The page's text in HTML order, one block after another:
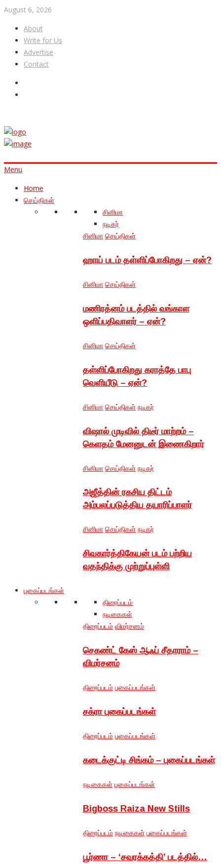
August 6, 2026
About
Write for Us
Advertise
Contact
Menu
Home
செய்திகள்
சினிமா
நடிகர்
சினிமா செய்திகள்
ஹாய் படம் தள்ளிப்போகிறது – ஏன்?
சினிமா செய்திகள்
மணிரத்னம் படத்தில் வங்காள
ஒளிப்பதிவாளர் – ஏன்?
சினிமா செய்திகள்
தள்ளிப்போகிறது கராத்தே பாபு
வெளியீடு – ஏன்?
சினிமா செய்திகள் நடிகர்
விஷால் முடிவில் திடீர் மாற்றம் –
கெளதம் மேனனுடன் இணைகிறார்
சினிமா செய்திகள் நடிகர்
அஜீத்தின் ரகசிய திட்டம்
அம்பலப்படுத்திய தயாரிப்பாளர்
சினிமா செய்திகள் நடிகர்
சிவகார்த்திகேயன் படம் பற்றிய
வதந்திக்கு முற்றுப்புள்ளி
புகைப்படங்கள்
திரைப்படம்
நடிகைகள்
திரைப்படம் விமர்சனம்
செகண்ட் கேஸ் ஆஃப் சீதாராம் –
விமர்சனம்
திரைப்படம் புகைப்படங்கள்
சக்ரா புகைப்படங்கள்
திரைப்படம் புகைப்படங்கள்
கடைக்குட்டி சிங்கம் – புகைப்படங்கள்
நடிகைகள் புகைப்படங்கள்
Bigboss Raiza New Stills
திரைப்படம் நடிகைகள் புகைப்படங்கள்
பூர்ணா – ‘சவரக்கத்தி’ படத்தில்…